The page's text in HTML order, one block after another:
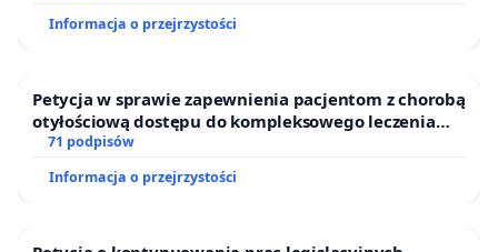
Informacja o przejrzystości
Petycja w sprawie zapewnienia pacjentom z chorobą
otyłościową dostępu do kompleksowego leczenia
oraz programów profilaktycznych.
71 podpisów
Informacja o przejrzystości